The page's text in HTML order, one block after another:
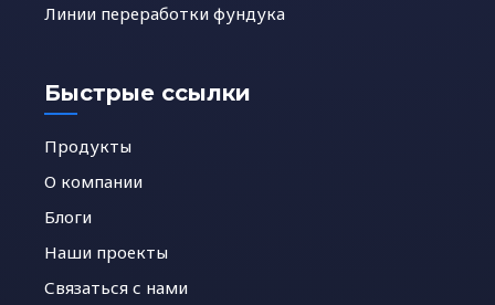
Линии переработки фундука
Быстрые ссылки
Продукты
О компании
Блоги
Наши проекты
Связаться с нами